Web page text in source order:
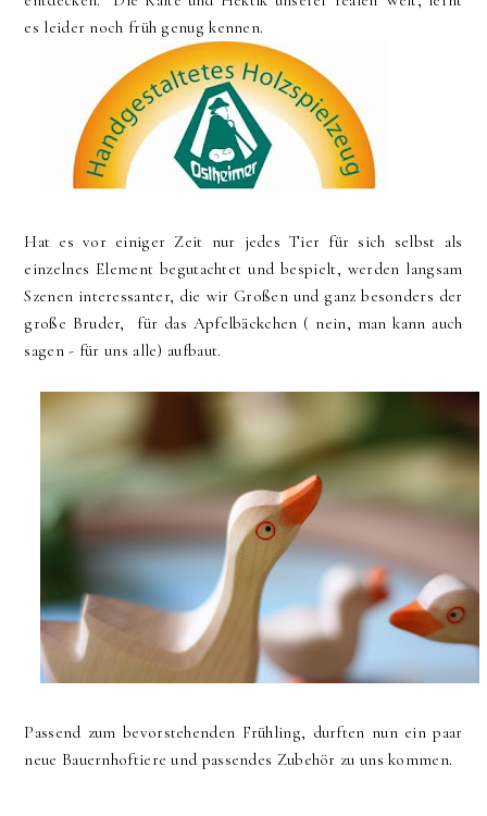
es leider noch früh genug kennen.
Hat es vor einiger Zeit nur jedes Tier für sich selbst als
einzelnes Element begutachtet und bespielt, werden langsam
Szenen interessanter, die wir Großen und ganz besonders der
große Bruder, für das Apfelbäckchen ( nein, man kann auch
sagen - für uns alle) aufbaut.
Passend zum bevorstehenden Frühling, durften nun ein paar
neue Bauernhoftiere und passendes Zubehör zu uns kommen.